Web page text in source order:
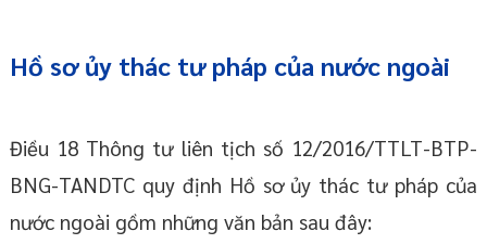
Hồ sơ ủy thác tư pháp của nước ngoài
Điều 18 Thông tư liên tịch số 12/2016/TTLT-BTP-
BNG-TANDTC quy định Hồ sơ ủy thác tư pháp của
nước ngoài gồm những văn bản sau đây: